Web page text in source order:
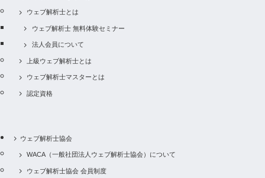
ウェブ解析士とは
ウェブ解析士 無料体験セミナー
法人会員について
上級ウェブ解析士とは
ウェブ解析士マスターとは
認定資格
ウェブ解析士協会
WACA（一般社団法人ウェブ解析士協会）について
ウェブ解析士協会 会員制度